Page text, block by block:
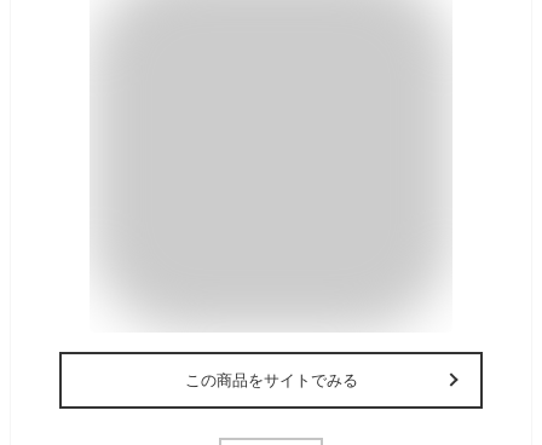
この商品をサイトでみる